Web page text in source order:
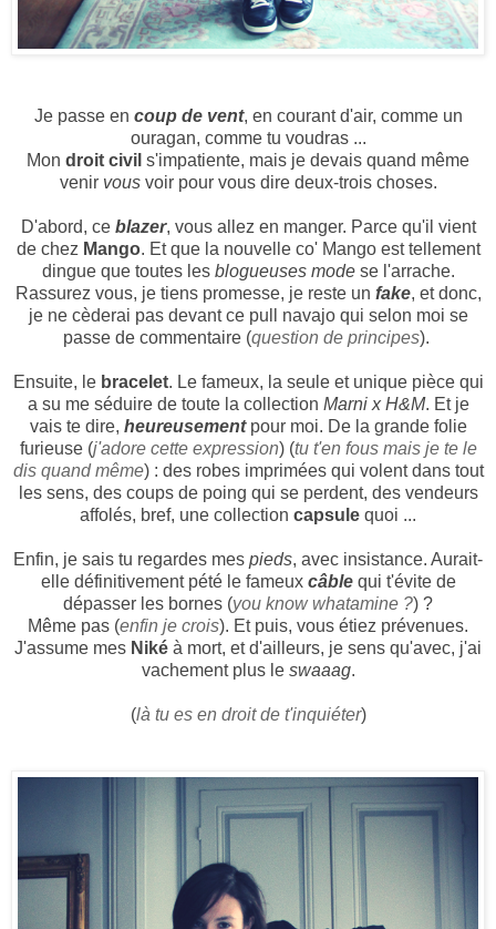
Je passe en coup de vent, en courant d'air, comme un
ouragan, comme tu voudras ...
Mon droit civil s'impatiente, mais je devais quand même
venir vousvoir pour vous dire deux-trois choses.
D'abord, ce blazer, vous allez en manger. Parce qu'il vient
de chez Mango. Et que la nouvelle co' Mango est tellement
dingue que toutes les blogueuses modese l'arrache.
Rassurez vous, je tiens promesse, je reste un fake, et donc,
je ne cèderai pas devant ce pull navajo qui selon moi se
passe de commentaire (question de principes).
Ensuite, le bracelet. Le fameux, la seule et unique pièce qui
a su me séduire de toute la collection Marni x H&M. Et je
vais te dire, heureusementpour moi. De la grande folie
furieuse (j'adore cette expression) (tu t'en fous mais je te le
dis quand même) : des robes imprimées qui volent dans tout
les sens, des coups de poing qui se perdent, des vendeurs
affolés, bref, une collection capsule quoi ...
Enfin, je sais tu regardes mes pieds, avec insistance. Aurait-
elle définitivement pété le fameux câblequi t'évite de
dépasser les bornes (you know whatamine ?) ?
Même pas (enfin je crois). Et puis, vous étiez prévenues.
J'assume mes Niké à mort, et d'ailleurs, je sens qu'avec, j'ai
vachement plus leswaaag.
(là tu es en droit de t'inquiéter)